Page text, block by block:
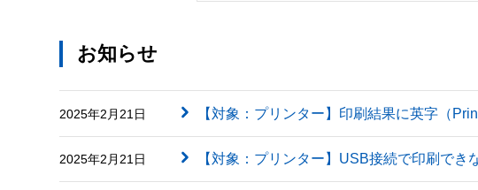
お知らせ
2025年2月21日 【対象：プリンター】印刷結果に英字（
2025年2月21日 【対象：プリンター】USB接続で印刷でき